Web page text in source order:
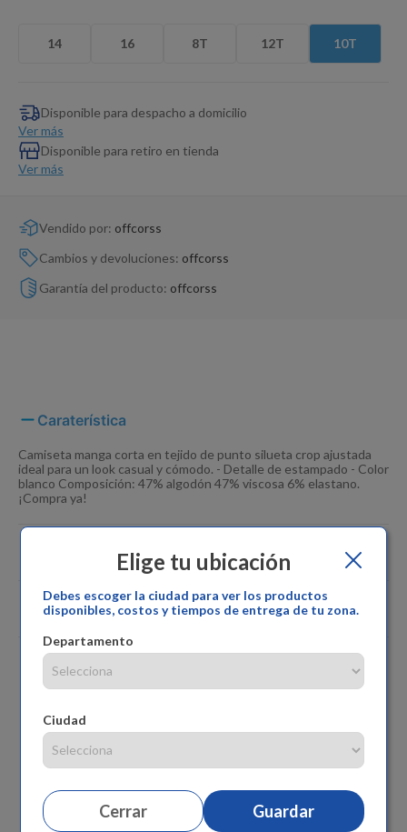
Elige tu ubicación
Debes escoger la ciudad para ver los productos
disponibles, costos y tiempos de entrega de tu zona.
Departamento
Ciudad
Cerrar Guardar
14 16 8T 12T 10T
Disponible para despacho a domicilio
Ver más
Disponible para retiro en tienda
Ver más
Vendido por: offcorss
Cambios y devoluciones: offcorss
Garantía del producto: offcorss
Caraterística
Camiseta manga corta en tejido de punto silueta crop ajustada
ideal para un look casual y cómodo. - Detalle de estampado - Color
blanco Composición: 47% algodón 47% viscosa 6% elastano.
¡Compra ya!
Especificaciones
Comentarios